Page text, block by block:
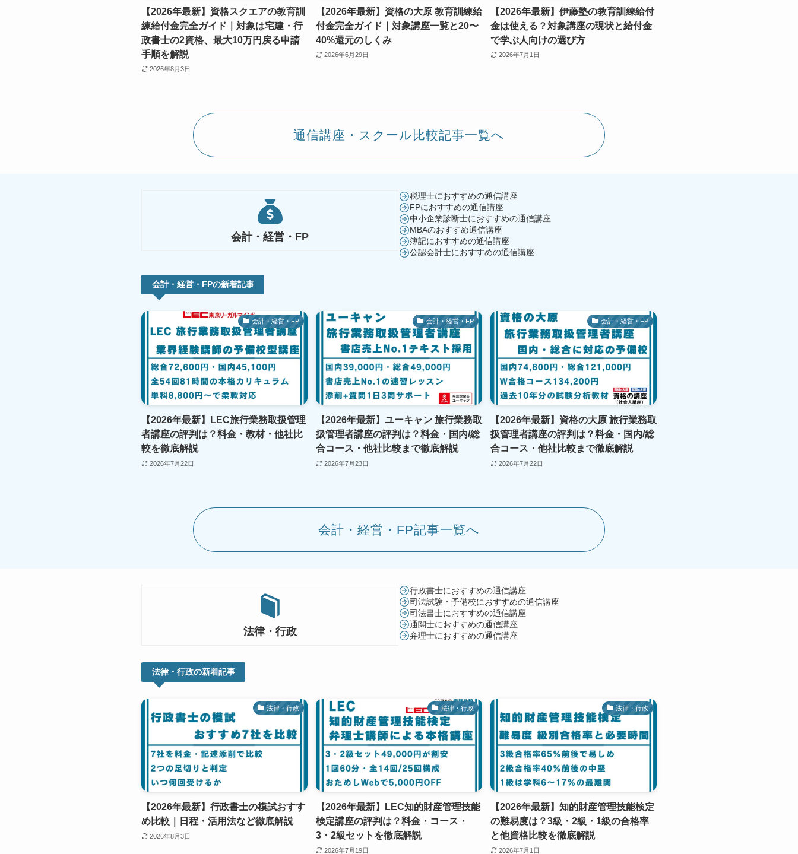
【2026年最新】資格スクエアの教育訓
練給付金完全ガイド｜対象は宅建・行
政書士の2資格、最大10万円戻る申請
手順を解説
2026年8月3日
【2026年最新】資格の大原 教育訓練給
付金完全ガイド｜対象講座一覧と20〜
40%還元のしくみ
2026年6月29日
【2026年最新】伊藤塾の教育訓練給付
金は使える？対象講座の現状と給付金
で学ぶ人向けの選び方
2026年7月1日
通信講座・スクール比較記事一覧へ
会計・経営・FP
税理士におすすめの通信講座
FPにおすすめの通信講座
中小企業診断士におすすめの通信講座
MBAのおすすめ通信講座
簿記におすすめの通信講座
公認会計士におすすめの通信講座
会計・経営・FPの新着記事
会計・経営・FP
【2026年最新】LEC旅行業務取扱管理
者講座の評判は？料金・教材・他社比
較を徹底解説
2026年7月22日
会計・経営・FP
【2026年最新】ユーキャン 旅行業務取
扱管理者講座の評判は？料金・国内/総
合コース・他社比較まで徹底解説
2026年7月23日
会計・経営・FP
【2026年最新】資格の大原 旅行業務取
扱管理者講座の評判は？料金・国内/総
合コース・他社比較まで徹底解説
2026年7月22日
会計・経営・FP記事一覧へ
法律・行政
行政書士におすすめの通信講座
司法試験・予備校におすすめの通信講座
司法書士におすすめの通信講座
通関士におすすめの通信講座
弁理士におすすめの通信講座
法律・行政の新着記事
法律・行政
【2026年最新】行政書士の模試おすす
め比較｜日程・活用法など徹底解説
2026年8月3日
法律・行政
【2026年最新】LEC知的財産管理技能
検定講座の評判は？料金・コース・
3・2級セットを徹底解説
2026年7月19日
法律・行政
【2026年最新】知的財産管理技能検定
の難易度は？3級・2級・1級の合格率
と他資格比較を徹底解説
2026年7月1日